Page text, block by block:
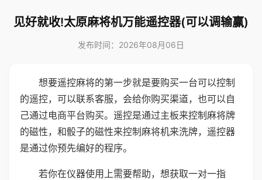
见好就收!太原麻将机万能遥控器(可以调输赢)
发布时间：2026年08月06日
想要遥控麻将的第一步就是要购买一台可以控制
的遥控，可以联系客服，会给你购买渠道，也可以自
己通过电商平台购买。遥控是通过主板来控制麻将牌
的磁性，和骰子的磁性来控制麻将机来洗牌，遥控器
是通过你预先编好的程序。
若你在仪器使用上需要帮助，想获取一对一指